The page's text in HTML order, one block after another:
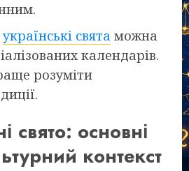
українські свята можна
календарів.
розуміти
свято: основні
контекст